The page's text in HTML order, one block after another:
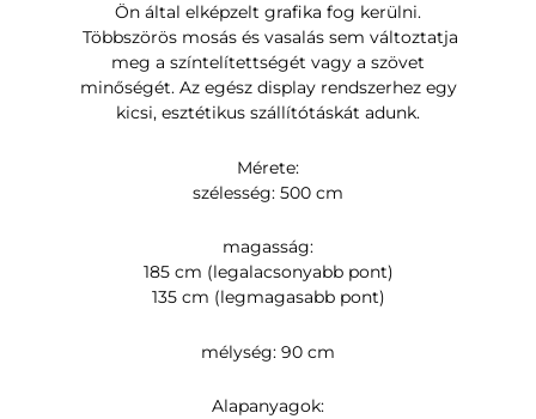
Ön által elképzelt grafika fog kerülni.
Többszörös mosás és vasalás sem változtatja
meg a színtelítettségét vagy a szövet
minőségét. Az egész display rendszerhez egy
kicsi, esztétikus szállítótáskát adunk.
Mérete:
szélesség: 500 cm
magasság:
185 cm (legalacsonyabb pont)
135 cm (legmagasabb pont)
mélység: 90 cm
Alapanyagok: